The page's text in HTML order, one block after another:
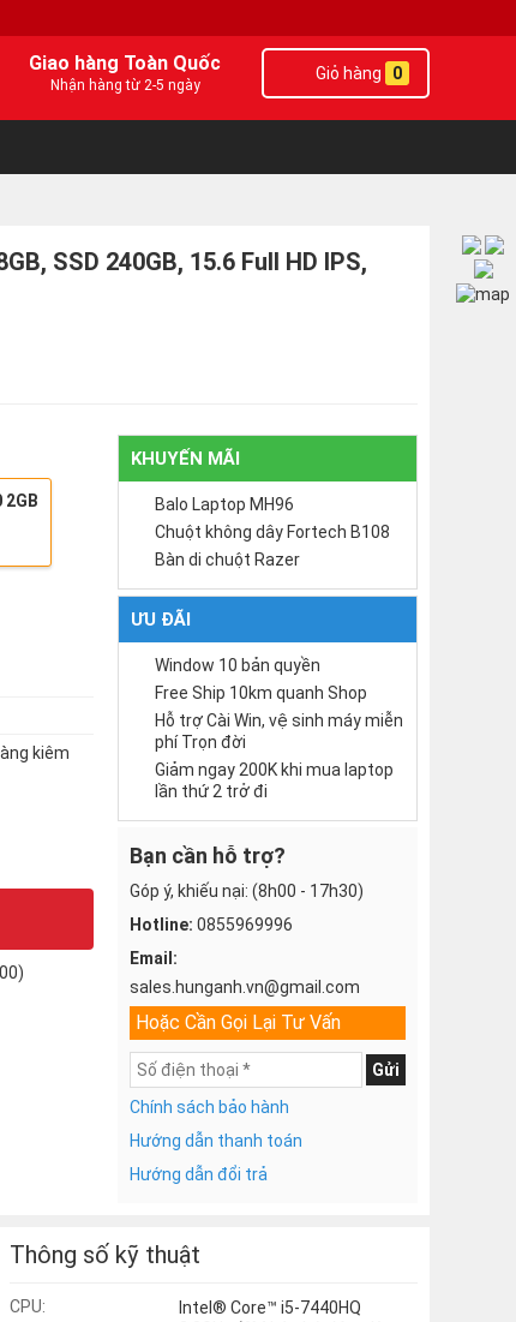
Giao hàng Toàn Quốc
Nhận hàng từ 2-5 ngày
Giỏ hàng 0
SSD 240GB, 15.6 Full HD IPS,
2GB
kiêm
KHUYẾN MÃI
Balo Laptop MH96
Chuột không dây Fortech B108
Bàn di chuột Razer
ƯU ĐÃI
Window 10 bản quyền
Free Ship 10km quanh Shop
Hỗ trợ Cài Win, vệ sinh máy miễn
phí Trọn đời
Giảm ngay 200K khi mua laptop
lần thứ 2 trở đi
Bạn cần hỗ trợ?
Góp ý, khiếu nại: (8h00 - 17h30)
Hotline: 0855969996
Email:
sales.hunganh.vn@gmail.com
Hoặc Cần Gọi Lại Tư Vấn
Gửi
Chính sách bảo hành
Hướng dẫn thanh toán
Hướng dẫn đổi trả
Thông số kỹ thuật
CPU:
Intel® Core™ i5-7440HQ